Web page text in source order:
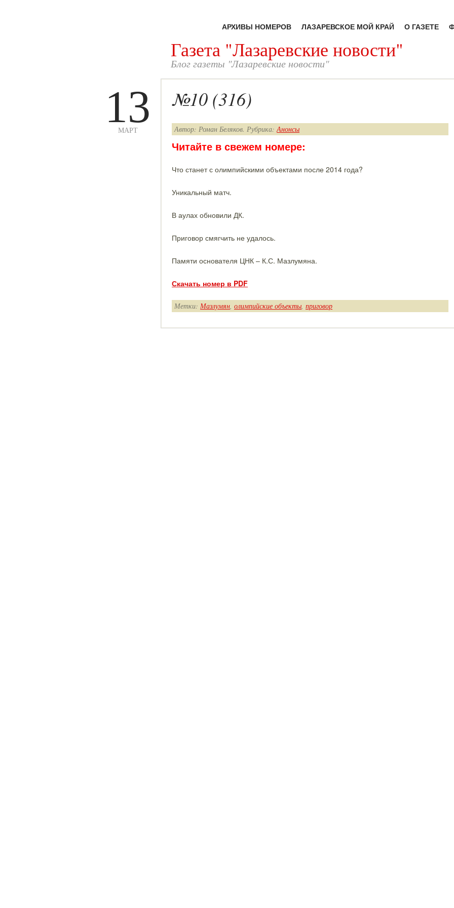
АРХИВЫ НОМЕРОВ ЛАЗАРЕВСКОЕ МОЙ КРАЙ О ГАЗЕТЕ
Газета "Лазаревские новости"
Блог газеты "Лазаревские новости"
13
МАРТ
№10 (316)
Автор: Роман Беляков. Рубрика:Анонсы
Читайте в свежем номере:
Что станет с олимпийскими объектами после 2014 года?
Уникальный матч.
В аулах обновили ДК.
Приговор смягчить не удалось.
Памяти основателя ЦНК – К.С. Мазлумяна.
Скачать номер в PDF
Метки: Мазлумян, олимпийские объекты, приговор